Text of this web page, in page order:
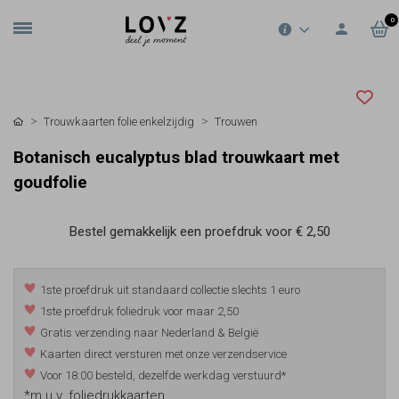
0
Trouwkaarten folie enkelzijdig Trouwen
Botanisch eucalyptus blad trouwkaart met
goudfolie
Bestel gemakkelijk een proefdruk voor € 2,50
1ste proefdruk uit standaard collectie slechts 1 euro
1ste proefdruk foliedruk voor maar 2,50
Gratis verzending naar Nederland & België
Kaarten direct versturen met onze verzendservice
Voor 18:00 besteld, dezelfde werkdag verstuurd*
*m.u.v. foliedrukkaarten